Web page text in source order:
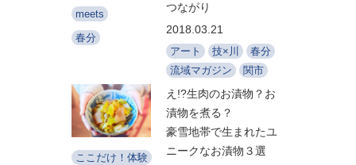
meets
春分
つながり
2018.03.21
アート 技×川
春分
流域マガジン
関市
ここだけ！体験
え!?生肉のお漬物？お
漬物を煮る？
豪雪地帯で生まれたユ
ニークなお漬物３選